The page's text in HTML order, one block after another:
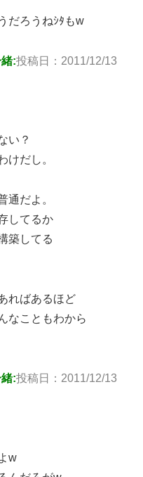
だろうねｼﾀもw
:投稿日：2011/12/13
い？
けだし。
通だよ。
してるか
築してる
ればあるほど
なこともわから
:投稿日：2011/12/13
w